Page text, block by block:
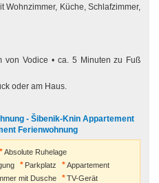
Wohnzimmer, Küche, Schlafzimmer,
von Vodice • ca. 5 Minuten zu Fuß
oder am Haus.
- Šibenik-Knin Appartement
Ferienwohnung
Absolute Ruhelage
Parkplatz
Appartement
mit Dusche
TV-Gerät